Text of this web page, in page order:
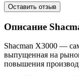
Описание
Shacman X3000 —
выпущенная на
повышения